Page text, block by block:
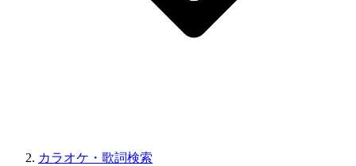
カラオケ・歌詞検索